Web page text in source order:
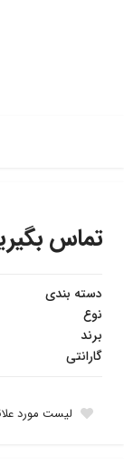
تماس
دسته بندی
نوع
برند
گارانتی
لیست مورد